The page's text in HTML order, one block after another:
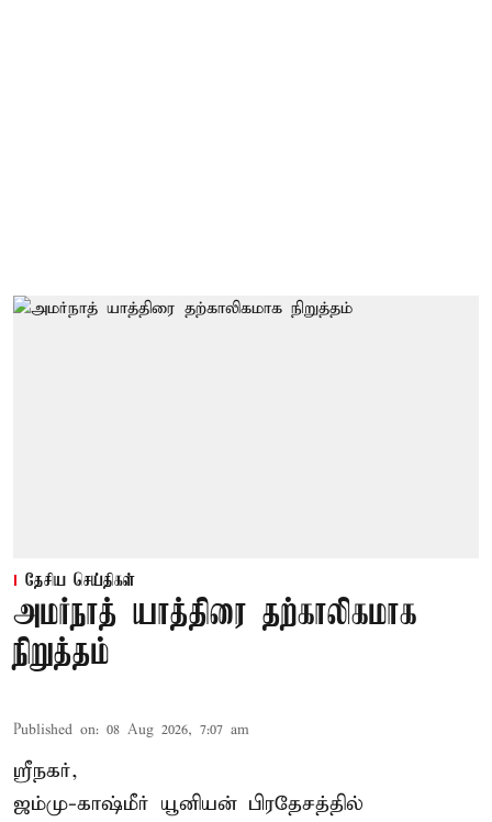
தேசிய செய்திகள்
அமர்நாத் யாத்திரை தற்காலிகமாக
நிறுத்தம்
Published on: 08 Aug 2026, 7:07 am
ஸ்ரீநகர்,
ஜம்மு-காஷ்மீர் யூனியன் பிரதேசத்தில்